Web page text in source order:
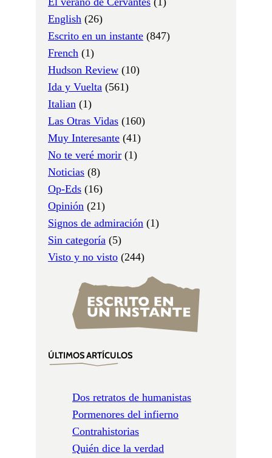
English (26)
Escrito en un instante (847)
French (1)
Hudson Review (10)
Ida y Vuelta (561)
Italian (1)
Las Otras Vidas (160)
Muy Interesante (41)
No te veré morir (1)
Noticias (8)
Op-Eds (16)
Opinión (21)
Signos de admiración (1)
Sin categoría (5)
Visto y no visto (244)
ÚLTIMOS ARTÍCULOS
Dos retratos de humanistas
Pormenores del infierno
Contrahistorias
Quién dice la verdad